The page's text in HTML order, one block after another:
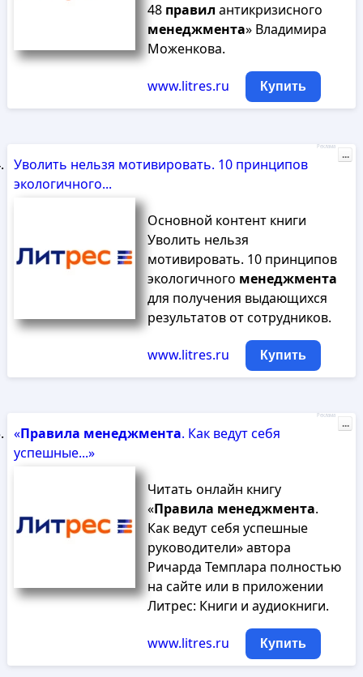
48 правил антикризисного
менеджмента» Владимира
Моженкова.
www.litres.ru Купить
Уволить нельзя мотивировать. 10 принципов
экологичного...
Основной контент книги
Уволить нельзя
мотивировать. 10 принципов
экологичного менеджмента
для получения выдающихся
результатов от сотрудников.
www.litres.ru Купить
Реклама
...
«Правила менеджмента. Как ведут себя
успешные...»
Читать онлайн книгу
«Правила менеджмента.
Как ведут себя успешные
руководители» автора
Ричарда Темплара полностью
на сайте или в приложении
Литрес: Книги и аудиокниги.
www.litres.ru Купить
Реклама
...